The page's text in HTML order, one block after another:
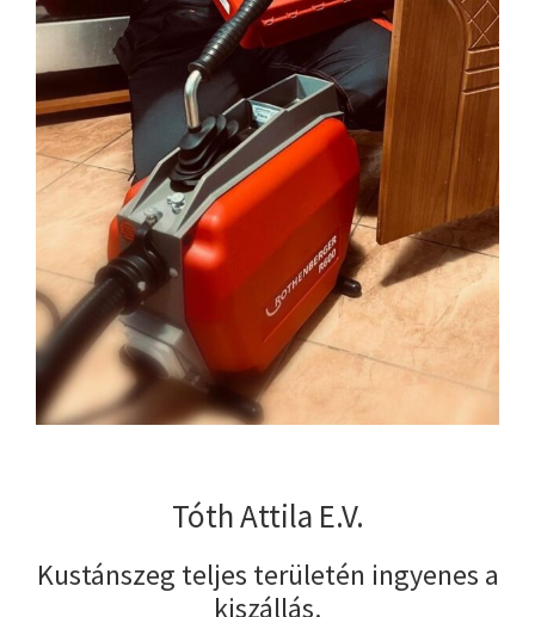
Tóth Attila E.V.
Kustánszeg teljes területén ingyenes a
kiszállás.